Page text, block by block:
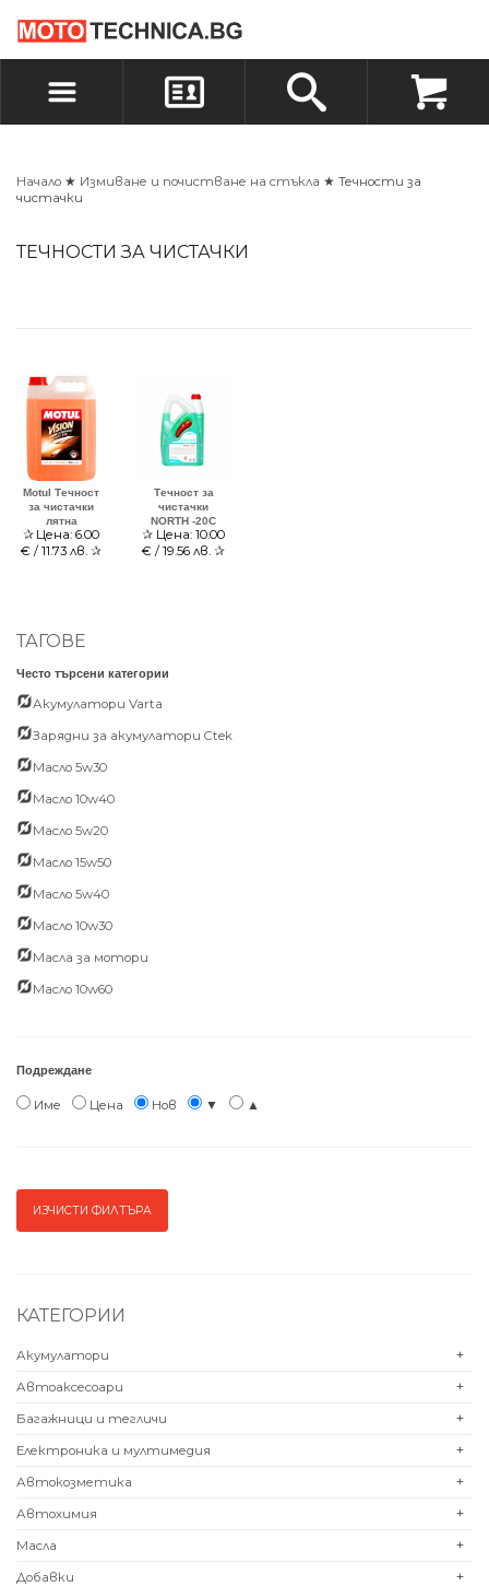
ВХОД
БЪРЗА ПОРЪЧКА ПОРЪЧКА
Начало ★ Измиване и почистване на стъкла ★ Течности за
чистачки
ТЕЧНОСТИ ЗА ЧИСТАЧКИ
Motul Течност
за чистачки
лятна
✰ Цена:6.00
€ / 11.73 лв. ✰
Течност за
чистачки
NORTH -20С
✰ Цена: 10.00
€ / 19.56 лв. ✰
ТАГОВЕ
Често търсени категории
Акумулатори Varta
Зарядни за акумулатори Ctek
Масло 5w30
Масло 10w40
Масло 5w20
Масло 15w50
Масло 5w40
Масло 10w30
Масла за мотори
Масло 10w60
Подреждане
Име Цена Нов ▼ ▲
КАТЕГОРИИ
+
Акумулатори
+
Автоаксесоари
+
Багажници и тегличи
+
Електроника и мултимедия
+
Автокозметика
+
Автохимия
+
Масла
+
Добавки